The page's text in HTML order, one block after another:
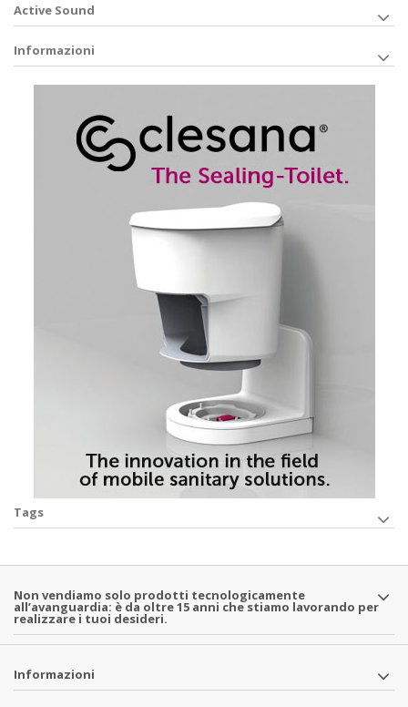
Active Sound
Informazioni
Tags
Non vendiamo solo prodotti tecnologicamente
all’avanguardia: è da oltre 15 anni che stiamo lavorando per
realizzare i tuoi desideri.
Informazioni